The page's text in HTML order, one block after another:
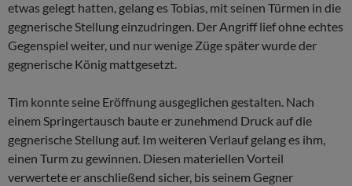
etwas gelegt hatten, gelang es Tobias, mit seinen Türmen in die
gegnerische Stellung einzudringen. Der Angriff lief ohne echtes
Gegenspiel weiter, und nur wenige Züge später wurde der
gegnerische König mattgesetzt.
Tim konnte seine Eröffnung ausgeglichen gestalten. Nach
einem Springertausch baute er zunehmend Druck auf die
gegnerische Stellung auf. Im weiteren Verlauf gelang es ihm,
einen Turm zu gewinnen. Diesen materiellen Vorteil
verwertete er anschließend sicher, bis seinem Gegner